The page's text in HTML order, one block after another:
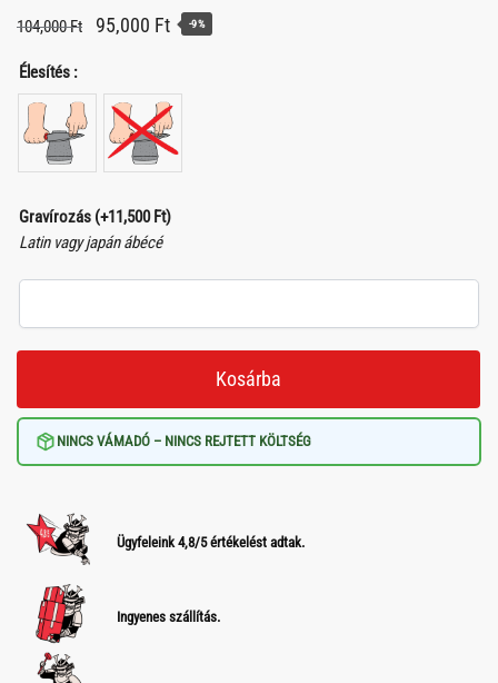
104,000Ft
Original
104,000 Ft.
95,000 FtCurrent
95,000 Ft.
-9%
Élesítés :
Gravírozás (+11,500Ft)
Latin vagy japán ábécé
Kosárba
NINCS VÁMADÓ – NINCS REJTETT KÖLTSÉG
Ügyfeleink 4,8/5 értékelést adtak.
Ingyenes szállítás.